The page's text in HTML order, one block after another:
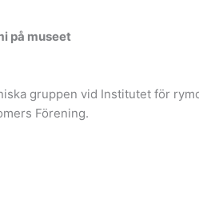
på museet
gruppen vid Institutet för
Förening.